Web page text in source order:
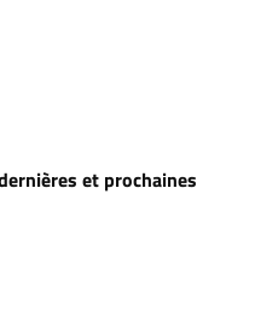
et prochaines